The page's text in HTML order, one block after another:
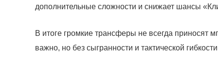
дополнительные сложности и снижает шансы
В итоге громкие трансферы не всегда приносят
важно, но без сыгранности и тактической